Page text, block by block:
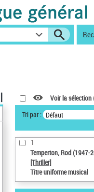
Voir la sélection
Tri par : Défaut
1
Temperton, Rod (1947-
[Thriller]
Titre uniforme musical